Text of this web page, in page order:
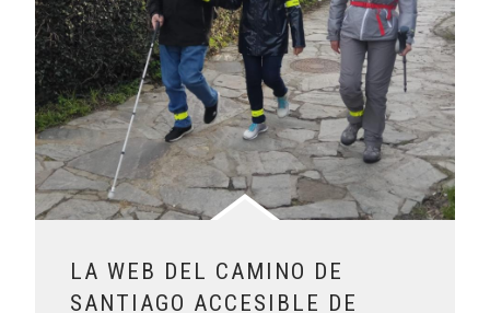
LA WEB DEL CAMINO DE
SANTIAGO ACCESIBLE DE